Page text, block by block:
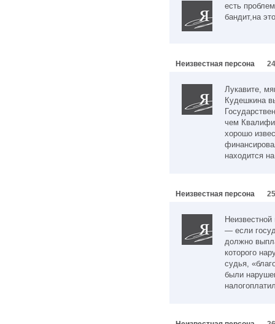
есть
бандит,на
Неизвестная персона
Лукавите,
Кудешкина
чем
хорошо
находится
Неизвестная персона
— если
должно
которого
судья,
были